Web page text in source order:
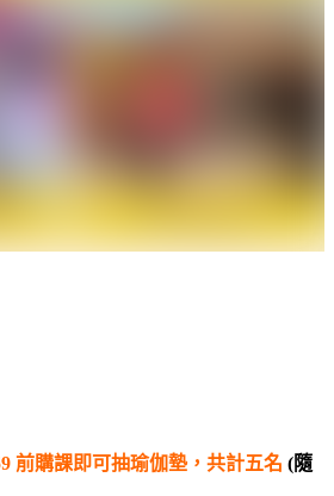
前購課即可抽瑜伽墊，共計五名 (隨